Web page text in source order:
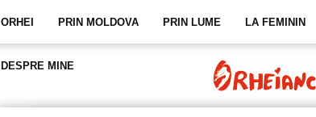
ORHEI PRIN MOLDOVA PRIN LUME LA FEMININ
DESPRE MINE